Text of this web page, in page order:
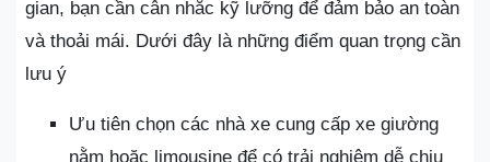
gian, bạn cần cân nhắc kỹ lưỡng để đảm bảo an toàn
và thoải mái. Dưới đây là những điểm quan trọng cần
lưu ý
Ưu tiên chọn các nhà xe cung cấp xe giường
nằm hoặc limousine để có trải nghiệm dễ chịu